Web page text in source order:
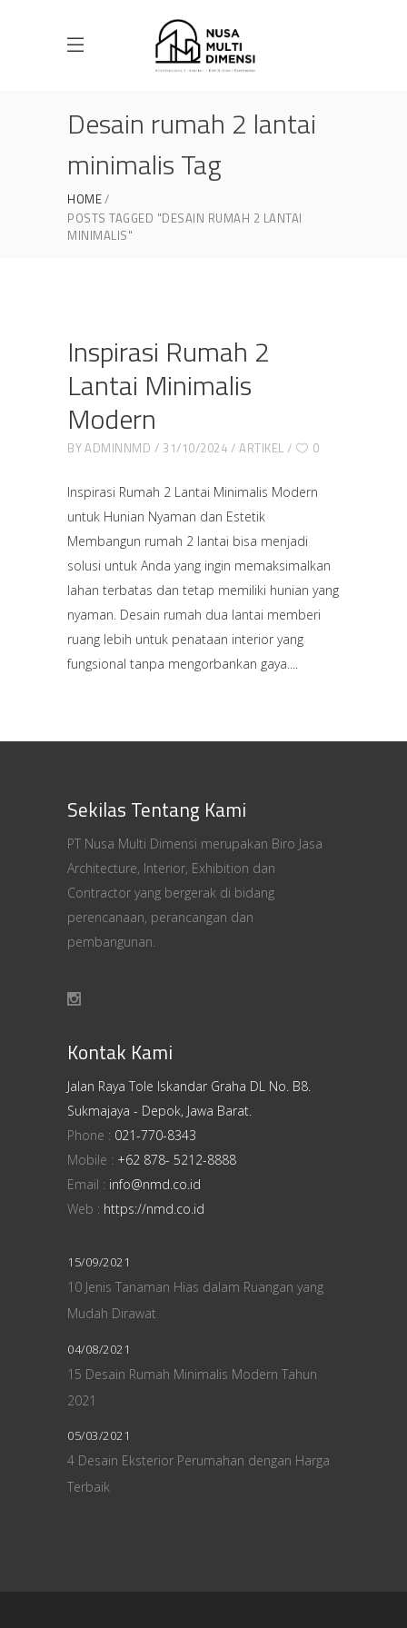
Desain rumah 2 lantai
minimalis Tag
HOME
POSTS TAGGED "DESAIN RUMAH 2 LANTAI
MINIMALIS"
Inspirasi Rumah 2
Lantai Minimalis
Modern
BYADMINNMD 31/10/2024 ARTIKEL 0
Inspirasi Rumah 2 Lantai Minimalis Modern
untuk Hunian Nyaman dan Estetik
Membangun rumah 2 lantai bisa menjadi
solusi untuk Anda yang ingin memaksimalkan
lahan terbatas dan tetap memiliki hunian yang
nyaman. Desain rumah dua lantai memberi
ruang lebih untuk penataan interior yang
fungsional tanpa mengorbankan gaya.
Sekilas Tentang Kami
PT Nusa Multi Dimensi merupakan Biro Jasa
Architecture, Interior, Exhibition dan
Contractor yang bergerak di bidang
perencanaan, perancangan dan
pembangunan.
Kontak Kami
Jalan Raya Tole Iskandar Graha DL No. B8.
Sukmajaya - Depok, Jawa Barat.
Phone : 021-770-8343
Mobile : +62 878- 5212-8888
Email : info@nmd.co.id
Web : https://nmd.co.id
15/09/2021
10 Jenis Tanaman Hias dalam Ruangan yang
Mudah Dirawat
04/08/2021
15 Desain Rumah Minimalis Modern Tahun
2021
05/03/2021
4 Desain Eksterior Perumahan dengan Harga
Terbaik